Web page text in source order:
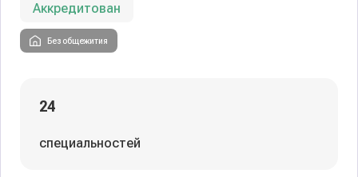
Аккредитован
Без общежития
24
специальностей